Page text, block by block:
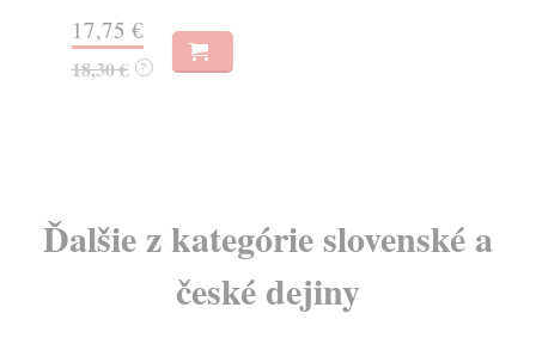
17,75 €
18,30 € ?
Ďalšie z kategórie slovenské a
české dejiny